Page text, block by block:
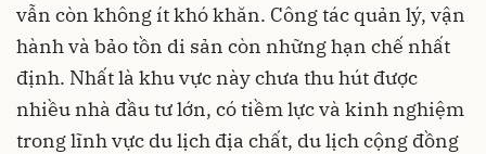
vẫn còn không ít khó khăn. Công tác quản lý, vận
hành và bảo tồn di sản còn những hạn chế nhất
định. Nhất là khu vực này chưa thu hút được
nhiều nhà đầu tư lớn, có tiềm lực và kinh nghiệm
trong lĩnh vực du lịch địa chất, du lịch cộng đồng